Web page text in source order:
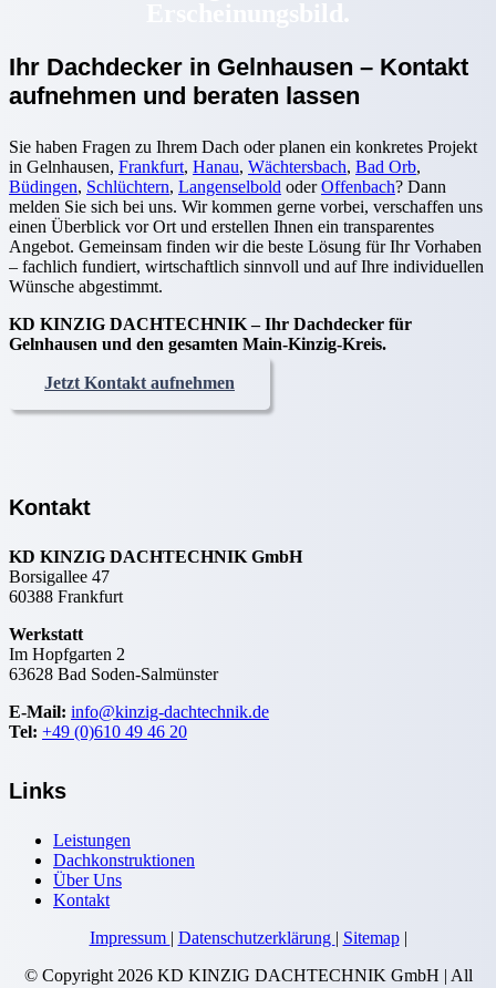
Erscheinungsbild.
Ihr Dachdecker in Gelnhausen – Kontakt
aufnehmen und beraten lassen
Sie haben Fragen zu Ihrem Dach oder planen ein konkretes Projekt
in Gelnhausen, Frankfurt, Hanau, Wächtersbach, Bad Orb,
Büdingen, Schlüchtern, Langenselbold oderOffenbach? Dann
melden Sie sich bei uns. Wir kommen gerne vorbei, verschaffen uns
einen Überblick vor Ort und erstellen Ihnen ein transparentes
Angebot. Gemeinsam finden wir die beste Lösung für Ihr Vorhaben
– fachlich fundiert, wirtschaftlich sinnvoll und auf Ihre individuellen
Wünsche abgestimmt.
KD KINZIG DACHTECHNIK – Ihr Dachdecker für
Gelnhausen und den gesamten Main-Kinzig-Kreis.
Jetzt Kontakt aufnehmen
Kontakt
KD KINZIG DACHTECHNIK GmbH
Borsigallee 47
60388 Frankfurt
Werkstatt
Im Hopfgarten 2
63628 Bad Soden-Salmünster
E-Mail: info@kinzig-dachtechnik.de
Tel: +49 (0)610 49 46 20
Links
Leistungen
Dachkonstruktionen
Über Uns
Kontakt
Impressum | Datenschutzerklärung | Sitemap|
© Copyright 2026 KD KINZIG DACHTECHNIK GmbH | All